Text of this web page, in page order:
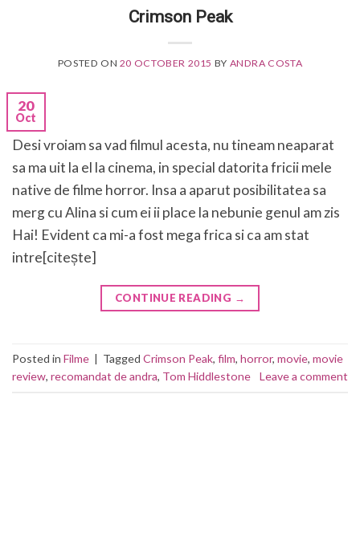
Crimson Peak
POSTED ON 20 OCTOBER 2015 BY ANDRA COSTA
20
Oct
Desi vroiam sa vad filmul acesta, nu tineam neaparat
sa ma uit la el la cinema, in special datorita fricii mele
native de filme horror. Insa a aparut posibilitatea sa
merg cu Alina si cum ei ii place la nebunie genul am zis
Hai! Evident ca mi-a fost mega frica si ca am stat
intre[citește]
CONTINUE READING →
Posted in Filme | Tagged Crimson Peak, film, horror, movie, movie
review, recomandat de andra, Tom Hiddlestone Leave a comment